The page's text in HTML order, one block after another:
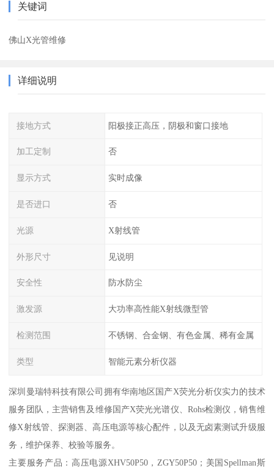
关键词
佛山X光管维修
详细说明
接地方式 阳极接正高压，阴极和窗口接地
加工定制 否
显示方式 实时成像
是否进口 否
光源 X射线管
外形尺寸 见说明
安全性 防水防尘
激发源 大功率高性能X射线微型管
检测范围 不锈钢、合金钢、有色金属、稀有金属
类型 智能元素分析仪器
深圳曼瑞特科技有限公司拥有华南地区国产X荧光分析仪实力的技术
服务团队，主营销售及维修国产X荧光光谱仪、Rohs检测仪，销售维
修X射线管、探测器、高压电源等核心配件，以及无卤素测试升级服
务，维护保养、校验等服务。
主要服务产品：高压电源XHV50P50，ZGY50P50；美国Spellman斯